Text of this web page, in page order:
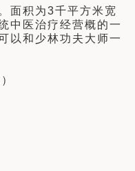
面积为3千平方米宽
中医治疗经营概的一
以和少林功夫大师一